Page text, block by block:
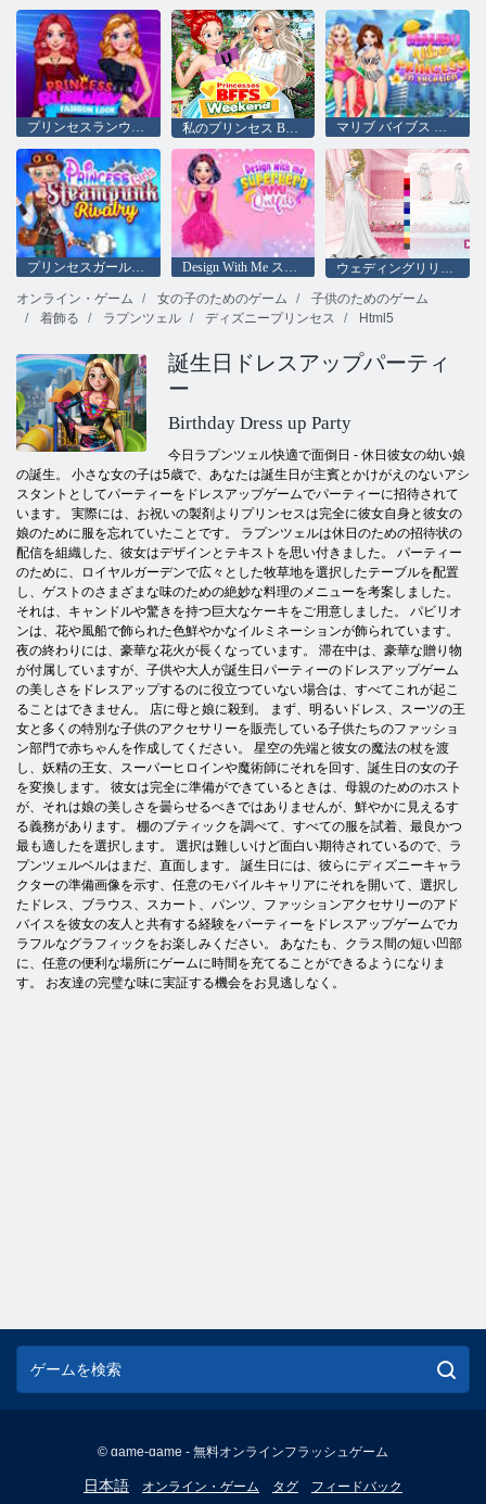
プリンセスランウェイファッションルック 私のプリンセス BFF ウィークエンド マリブ バイブス プリンセス オン バケーション
プリンセスガールズスチームパンクライバル Design With Me スーパーヒーローのチュチュの衣装
ウェディングリリー2
オンライン・ゲーム
女の子のためのゲーム
子供のためのゲーム
着飾る
ラプンツェル ディズニープリンセス Html5
誕生日ドレスアップパーティ
ー
Birthday Dress up Party
今日ラプンツェル快適で面倒日 - 休日彼女の幼い娘
の誕生。 小さな女の子は5歳で、あなたは誕生日が主賓とかけがえのないアシ
スタントとしてパーティーをドレスアップゲームでパーティーに招待されて
います。 実際には、お祝いの製剤よりプリンセスは完全に彼女自身と彼女の
娘のために服を忘れていたことです。 ラプンツェルは休日のための招待状の
配信を組織した、彼女はデザインとテキストを思い付きました。 パーティー
のために、ロイヤルガーデンで広々とした牧草地を選択したテーブルを配置
し、ゲストのさまざまな味のための絶妙な料理のメニューを考案しました。
それは、キャンドルや驚きを持つ巨大なケーキをご用意しました。 パビリオ
ンは、花や風船で飾られた色鮮やかなイルミネーションが飾られています。
夜の終わりには、豪華な花火が長くなっています。 滞在中は、豪華な贈り物
が付属していますが、子供や大人が誕生日パーティーのドレスアップゲーム
の美しさをドレスアップするのに役立つていない場合は、すべてこれが起こ
ることはできません。 店に母と娘に殺到。 まず、明るいドレス、スーツの王
女と多くの特別な子供のアクセサリーを販売している子供たちのファッショ
ン部門で赤ちゃんを作成してください。 星空の先端と彼女の魔法の杖を渡
し、妖精の王女、スーパーヒロインや魔術師にそれを回す、誕生日の女の子
を変換します。 彼女は完全に準備ができているときは、母親のためのホスト
が、それは娘の美しさを曇らせるべきではありませんが、鮮やかに見えるす
る義務があります。 棚のブティックを調べて、すべての服を試着、最良かつ
最も適したを選択します。 選択は難しいけど面白い期待されているので、ラ
プンツェルベルはまだ、直面します。 誕生日には、彼らにディズニーキャラ
クターの準備画像を示す、任意のモバイルキャリアにそれを開いて、選択し
たドレス、ブラウス、スカート、パンツ、ファッションアクセサリーのアド
バイスを彼女の友人と共有する経験をパーティーをドレスアップゲームでカ
ラフルなグラフィックをお楽しみください。 あなたも、クラス間の短い凹部
に、任意の便利な場所にゲームに時間を充てることができるようになりま
す。 お友達の完璧な味に実証する機会をお見逃しなく。
© game-game - 無料オンラインフラッシュゲーム
日本語
English
オンライン・ゲーム タグ フィードバック